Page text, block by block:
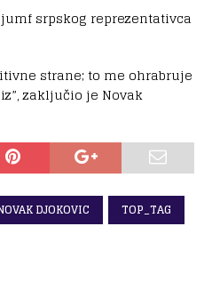
srpskog reprezentativca
strane; to me ohrabruje
zaključio je Novak
DJOKOVIC TOP_TAG